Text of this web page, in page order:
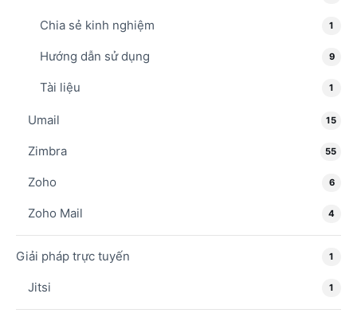
Chia sẻ kinh nghiệm 1
Hướng dẫn sử dụng 9
Tài liệu 1
Umail 15
Zimbra 55
Zoho 6
Zoho Mail 4
Giải pháp trực tuyến 1
Jitsi 1